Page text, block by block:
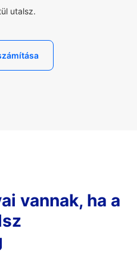
utalsz.
vannak, ha a